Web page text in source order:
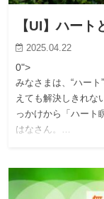
【UI】ハート
2025.04.22
0">
みなさまは、“ハー
えても解決しきれな
っかけから「ハート
はなさん。…